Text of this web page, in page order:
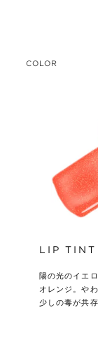
COLOR
LIP TINT
陽の光のイエ
オレンジ。や
少しの毒が共